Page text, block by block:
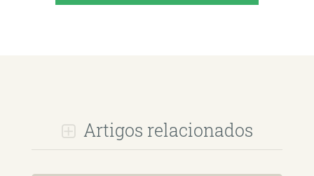
Artigos relacionados